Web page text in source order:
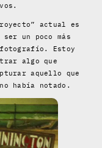
actual es
un poco más
Estoy
algo que
aquello que
había notado.